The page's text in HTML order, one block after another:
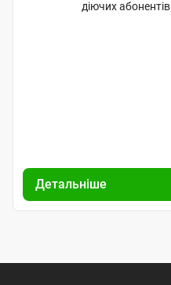
діючих абонентів
Детальніше